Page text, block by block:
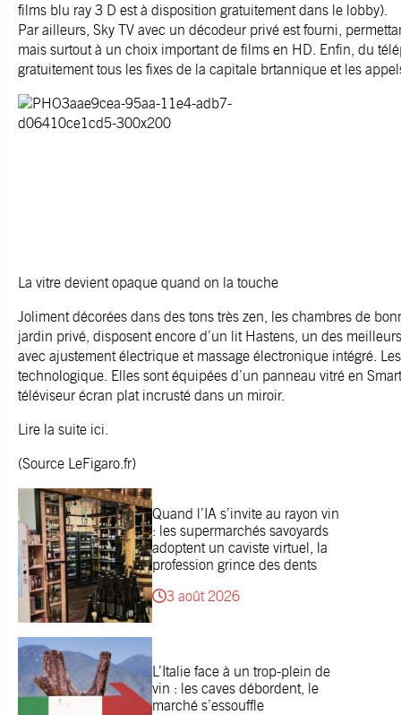
films blu ray 3 D est à disposition gratuitement dans le lobby).
Par ailleurs, Sky TV avec un décodeur privé est fourni,
mais surtout à un choix important de films en HD. Enfin, du
gratuitement tous les fixes de la capitale brtannique et les
La vitre devient opaque quand on la touche
Joliment décorées dans des tons très zen, les chambres de
jardin privé, disposent encore d’un lit Hastens, un des
avec ajustement électrique et massage électronique intégré.
technologique. Elles sont équipées d’un panneau vitré en
téléviseur écran plat incrusté dans un miroir.
Lire la suite ici
(Source LeFigaro.fr)
Quand l’IA s’invite au rayon vin
: les supermarchés savoyards
adoptent un caviste virtuel, la
profession grince des dents
3 août 2026
L’Italie face à un trop-plein de
vin : les caves débordent, le
marché s’essouffle